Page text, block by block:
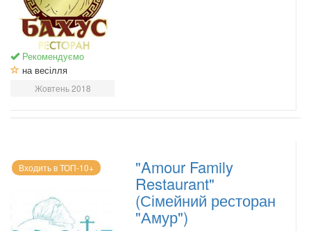
Рекомендуємо
на весілля
Жовтень 2018
Входить в ТОП-10+ "Amour Family
Restaurant"
(Сімейний ресторан
"Амур")